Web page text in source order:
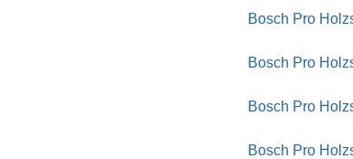
Bosch Pro
Bosch Pro
Bosch Pro
Bosch Pro